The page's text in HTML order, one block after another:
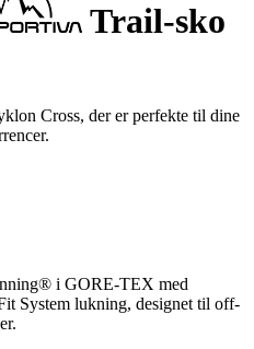
Trail-sko
Cross, der er perfekte til dine
i GORE-TEX med
System lukning, designet til off-